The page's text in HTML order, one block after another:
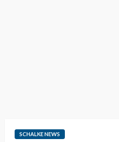
SCHALKE NEWS